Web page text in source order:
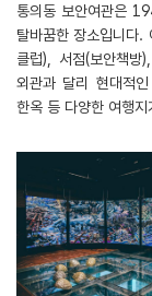
통의동 보안여관은
탈바꿈한 장소입니다
클럽), 서점(보안책
외관과 달리 현대적
한옥 등 다양한 여행